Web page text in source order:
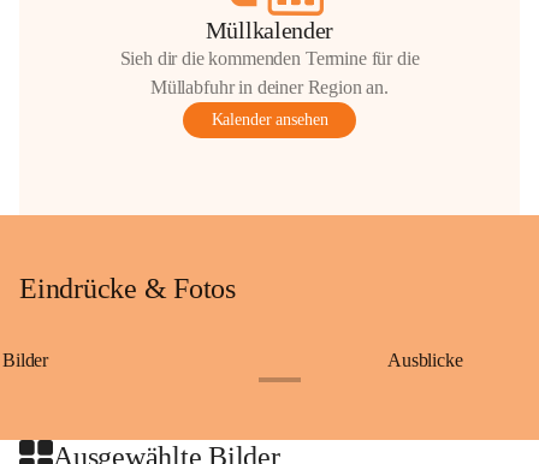
Müllkalender
Sieh dir die kommenden Termine für die
Müllabfuhr in deiner Region an.
Kalender ansehen
Eindrücke & Fotos
Bilder Ausblicke
Ausgewählte Bilder